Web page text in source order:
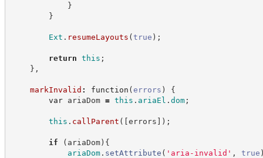
}
}
Ext . resumeLayouts (true ) ;
return this ;
} ,
markInvalid : function (errors )
{
var ariaDom = this . ariaEl . dom;
this . callParent ( [errors ] ) ;
if ( ariaDom) {
ariaDom. setAttribute ( ' aria-invalid ' , true